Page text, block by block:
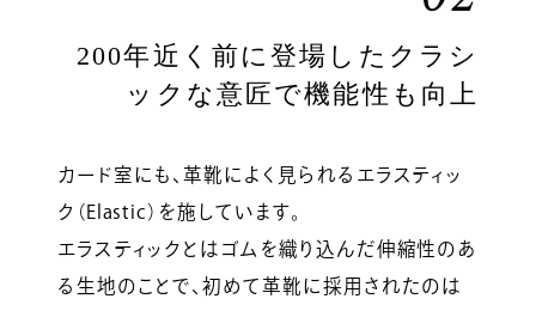
200年近く前に登場したクラシ
ックな意匠で機能性も向上
カード室にも、革靴によく見られるエラスティッ
ク（Elastic）を施しています。
エラスティックとはゴムを織り込んだ伸縮性のあ
る生地のことで、初めて革靴に採用されたのは